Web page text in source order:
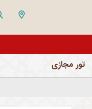
تور مجازی